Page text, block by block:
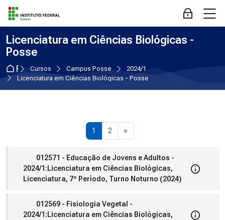
Skip to navigation
Skip to login form
Ir para o conteúdo principal
Skip to accessibility options
Skip to footer
Skip accessibility options
Acessar
Licenciatura em Ciências Biológicas -
Posse
Página inicial
Cursos Campus Posse
2024/1
Licenciatura em Ciências Biológicas - Posse
1 Página 1
2Página 2
»
012571 - Educação de Jovens e Adultos -
2024/1:Licenciatura em Ciências Biológicas,
Licenciatura, 7º Período, Turno Noturno (2024)
012569 - Fisiologia Vegetal -
2024/1:Licenciatura em Ciências Biológicas,